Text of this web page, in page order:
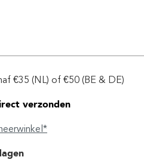
€35 (NL) of €50 (BE & DE)
verzonden